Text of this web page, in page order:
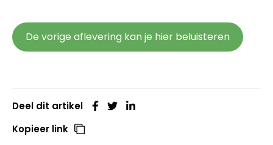
De vorige aflevering kan je hier beluisteren
Deel dit artikel
Kopieer link